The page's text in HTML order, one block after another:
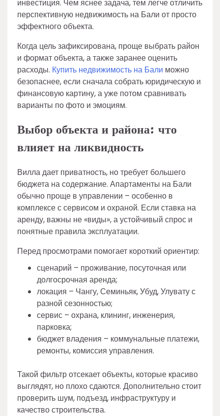
инвестиция. Чем яснее задача, тем легче отличить
перспективную недвижимость на Бали от просто
эффектного объекта.
Когда цель зафиксирована, проще выбрать район
и формат объекта, а также заранее оценить
расходы. Купить недвижимость на Бали можно
безопаснее, если сначала собрать юридическую и
финансовую картину, а уже потом сравнивать
варианты по фото и эмоциям.
Выбор объекта и района: что
влияет на ликвидность
Вилла дает приватность, но требует большего
бюджета на содержание. Апартаменты на Бали
обычно проще в управлении – особенно в
комплексе с сервисом и охраной. Если ставка на
аренду, важны не «виды», а устойчивый спрос и
понятные правила эксплуатации.
Перед просмотрами помогает короткий ориентир:
сценарий – проживание, посуточная или
долгосрочная аренда;
локация – Чангу, Семиньяк, Убуд, Улувату с
разной сезонностью;
сервис – охрана, клининг, инженерия,
парковка;
бюджет владения – коммунальные платежи,
ремонты, комиссия управления.
Такой фильтр отсекает объекты, которые красиво
выглядят, но плохо сдаются. Дополнительно стоит
проверить шум, подъезд, инфраструктуру и
качество строительства.